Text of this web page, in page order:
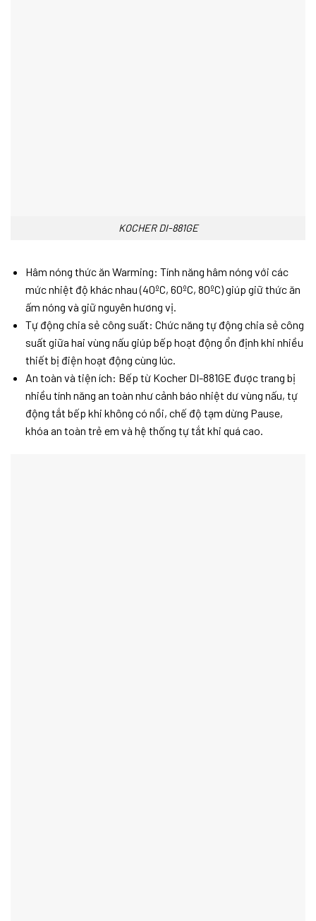
KOCHER DI-881GE
Hâm nóng thức ăn Warming: Tính năng hâm nóng với các
mức nhiệt độ khác nhau (40ºC, 60ºC, 80ºC) giúp giữ thức ăn
ấm nóng và giữ nguyên hương vị.
Tự động chia sẻ công suất: Chức năng tự động chia sẻ công
suất giữa hai vùng nấu giúp bếp hoạt động ổn định khi nhiều
thiết bị điện hoạt động cùng lúc.
An toàn và tiện ích: Bếp từ Kocher DI-881GE được trang bị
nhiều tính năng an toàn như cảnh báo nhiệt dư vùng nấu, tự
động tắt bếp khi không có nồi, chế độ tạm dừng Pause,
khóa an toàn trẻ em và hệ thống tự tắt khi quá cao.